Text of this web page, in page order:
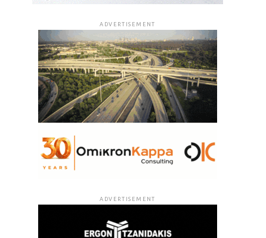
ADVERTISEMENT
ADVERTISEMENT